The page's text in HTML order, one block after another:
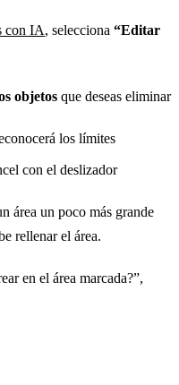
con IA, selecciona “Editar
objetos que deseas eliminar
los límites
con el deslizador
área un poco más grande
rellenar el área.
en el área marcada?”,